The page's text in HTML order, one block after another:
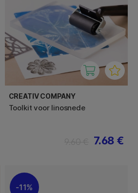
CREATIV COMPANY
Toolkit voor linosnede
7.68 €
11%